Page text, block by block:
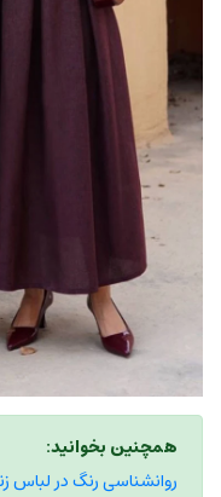
همچنین بخوانید:
روانشناسی رنگ در لباس